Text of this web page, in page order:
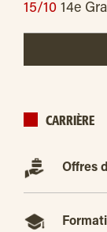
15/10 14e
CARRIÈRE
Offres